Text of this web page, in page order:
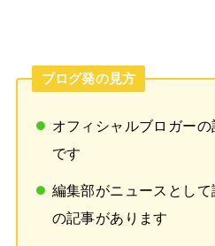
ブログ発の見方
オフィシャルブロガー
です
編集部がニュースとし
の記事があります